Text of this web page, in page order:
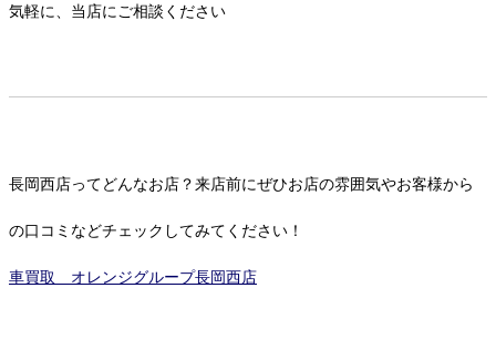
気軽に、当店にご相談ください
長岡西店ってどんなお店？来店前にぜひお店の雰囲気やお客様から
の口コミなどチェックしてみてください！
車買取 オレンジグループ長岡西店